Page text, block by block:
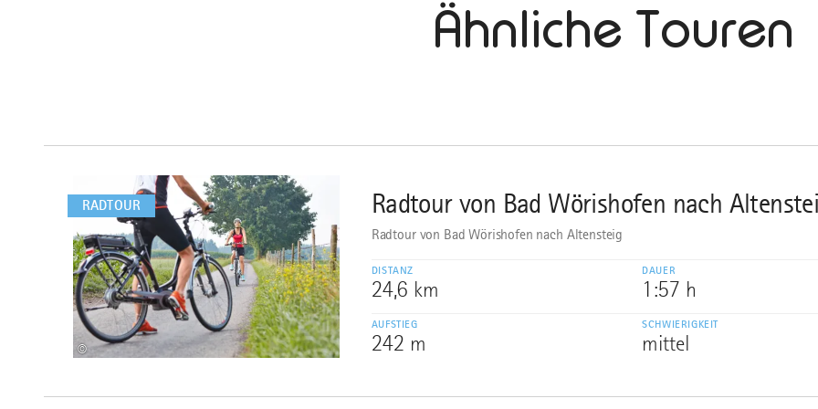
Ähnliche Touren
RADTOUR
1
Radtour von Bad Wörishofen nach
©
Radtour von Bad Wörishofen nach Altensteig
DISTANZ
24,6 km
DAUER
1:57 h
AUFSTIEG
242 m
SCHWIERIGKEIT
mittel